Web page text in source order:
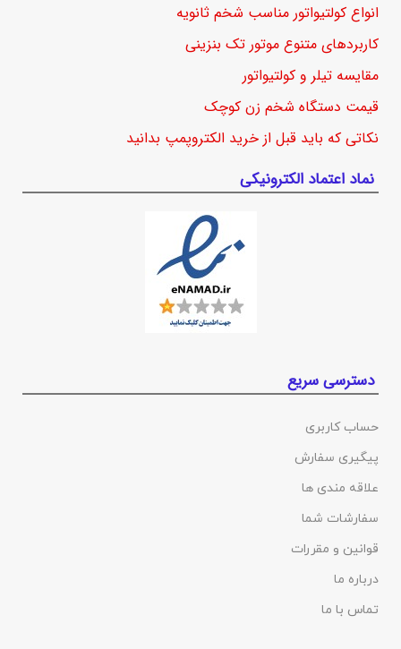
انواع کولتیواتور مناسب شخم ثانویه
کاربردهای متنوع موتور تک بنزینی
مقایسه تیلر و کولتیواتور
قیمت دستگاه شخم زن کوچک
نکاتی که باید قبل از خرید الکتروپمپ بدانید
نماد اعتماد الکترونیکی
دسترسی سریع
حساب کاربری
پیگیری سفارش
علاقه مندی ها
سفارشات شما
قوانین و مقررات
درباره ما
تماس با ما